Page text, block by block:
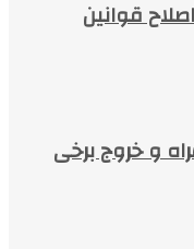
قوانین
و خروج برخی